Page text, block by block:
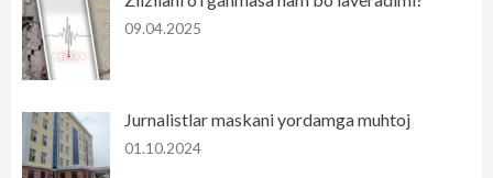
09.04.2025
Jurnalistlar maskani yordamga muhtoj
01.10.2024